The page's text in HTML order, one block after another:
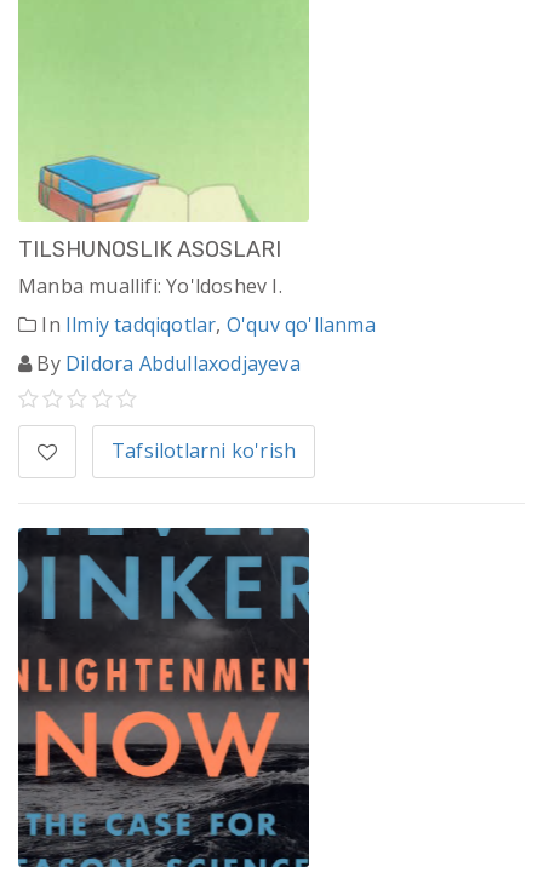
TILSHUNOSLIK ASOSLARI
Manba muallifi: Yo'ldoshev I.
In Ilmiy tadqiqotlar, O'quv qo'llanma
By Dildora Abdullaxodjayeva
Tafsilotlarni ko'rish